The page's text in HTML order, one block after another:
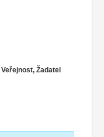
Veřejnost, Žadatel